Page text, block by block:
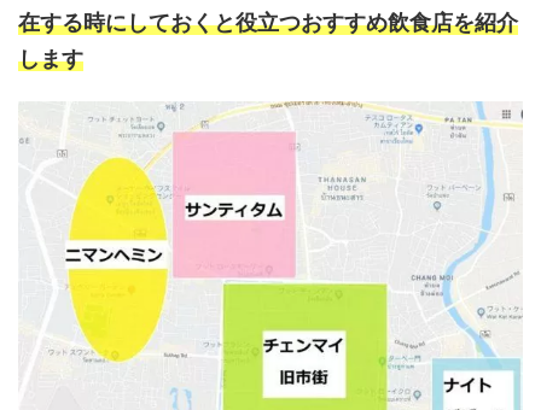
在する時にしておくと役立つおすすめ飲食店を紹介
します